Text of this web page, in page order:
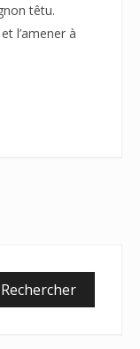
têtu.
l’amener à